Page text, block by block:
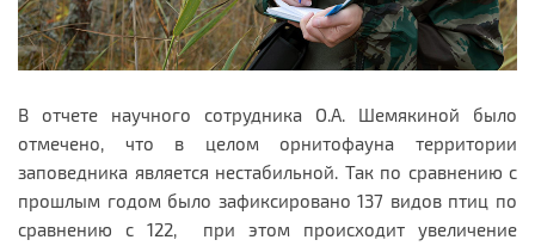
В отчете научного сотрудника О.А. Шемякиной было
отмечено, что в целом орнитофауна территории
заповедника является нестабильной. Так по сравнению с
прошлым годом было зафиксировано 137 видов птиц по
сравнению с 122, при этом происходит увеличение